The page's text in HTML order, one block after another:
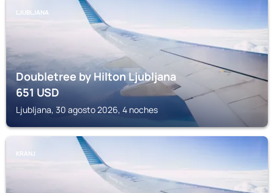
LJUBLJANA
Doubletree by Hilton Ljubljana
651USD
Ljubljana, 30 agosto 2026, 4 noches
KRANJ